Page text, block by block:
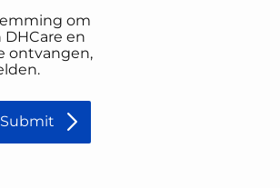
om
en
ontvangen,